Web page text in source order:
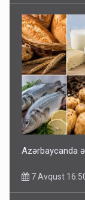
Azərbaycanda
7 Avqust